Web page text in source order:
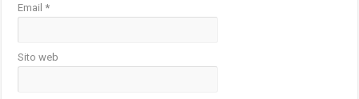
Email*
Sito web